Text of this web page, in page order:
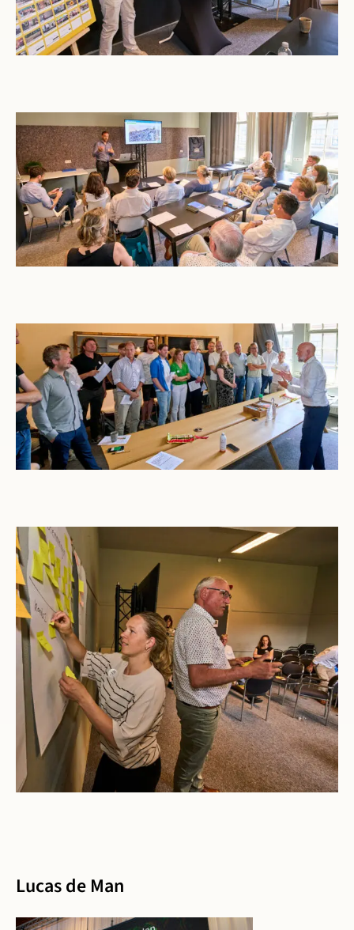
Lucas de Man